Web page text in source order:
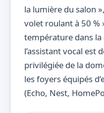
la lumière du salon
volet roulant à 50 %
température dans
l’assistant vocal est
privilégiée de la
les foyers équipés
(Echo, Nest,